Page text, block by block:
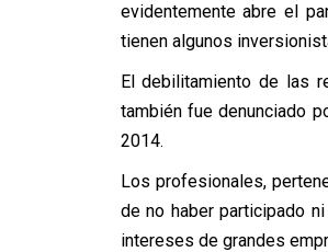
evidentemente abre el
tienen algunos
El debilitamiento de las
también fue denunciado
2014.
Los profesionales,
de no haber participado
intereses de grandes